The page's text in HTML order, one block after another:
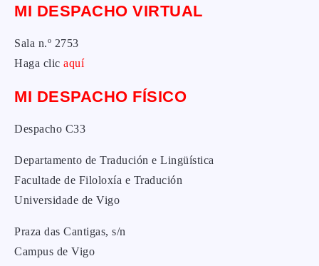
MI DESPACHO VIRTUAL
Sala n.º 2753
Haga clic aquí
MI DESPACHO FÍSICO
Despacho C33
Departamento de Tradución e Lingüística
Facultade de Filoloxía e Tradución
Universidade de Vigo
Praza das Cantigas, s/n
Campus de Vigo